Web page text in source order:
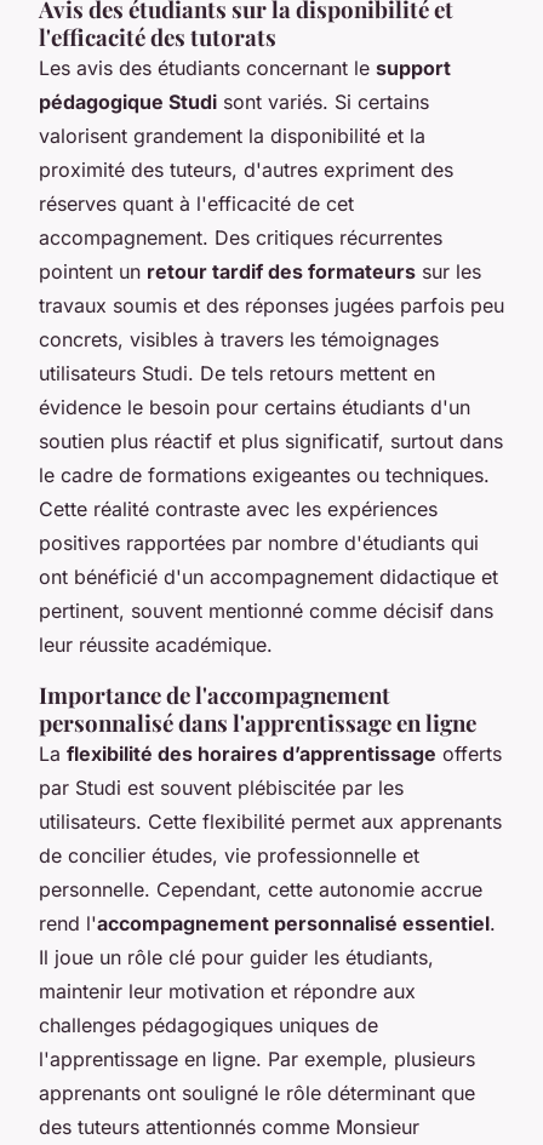
Avis des étudiants sur la disponibilité et
l'efficacité des tutorats
Les avis des étudiants concernant le support
pédagogique Studi sont variés. Si certains
valorisent grandement la disponibilité et la
proximité des tuteurs, d'autres expriment des
réserves quant à l'efficacité de cet
accompagnement. Des critiques récurrentes
pointent un retour tardif des formateurs sur les
travaux soumis et des réponses jugées parfois peu
concrets, visibles à travers les témoignages
utilisateurs Studi. De tels retours mettent en
évidence le besoin pour certains étudiants d'un
soutien plus réactif et plus significatif, surtout dans
le cadre de formations exigeantes ou techniques.
Cette réalité contraste avec les expériences
positives rapportées par nombre d'étudiants qui
ont bénéficié d'un accompagnement didactique et
pertinent, souvent mentionné comme décisif dans
leur réussite académique.
Importance de l'accompagnement
personnalisé dans l'apprentissage en ligne
La flexibilité des horaires d’apprentissage offerts
par Studi est souvent plébiscitée par les
utilisateurs. Cette flexibilité permet aux apprenants
de concilier études, vie professionnelle et
personnelle. Cependant, cette autonomie accrue
rend l'accompagnement personnalisé essentiel.
Il joue un rôle clé pour guider les étudiants,
maintenir leur motivation et répondre aux
challenges pédagogiques uniques de
l'apprentissage en ligne. Par exemple, plusieurs
apprenants ont souligné le rôle déterminant que
des tuteurs attentionnés comme Monsieur